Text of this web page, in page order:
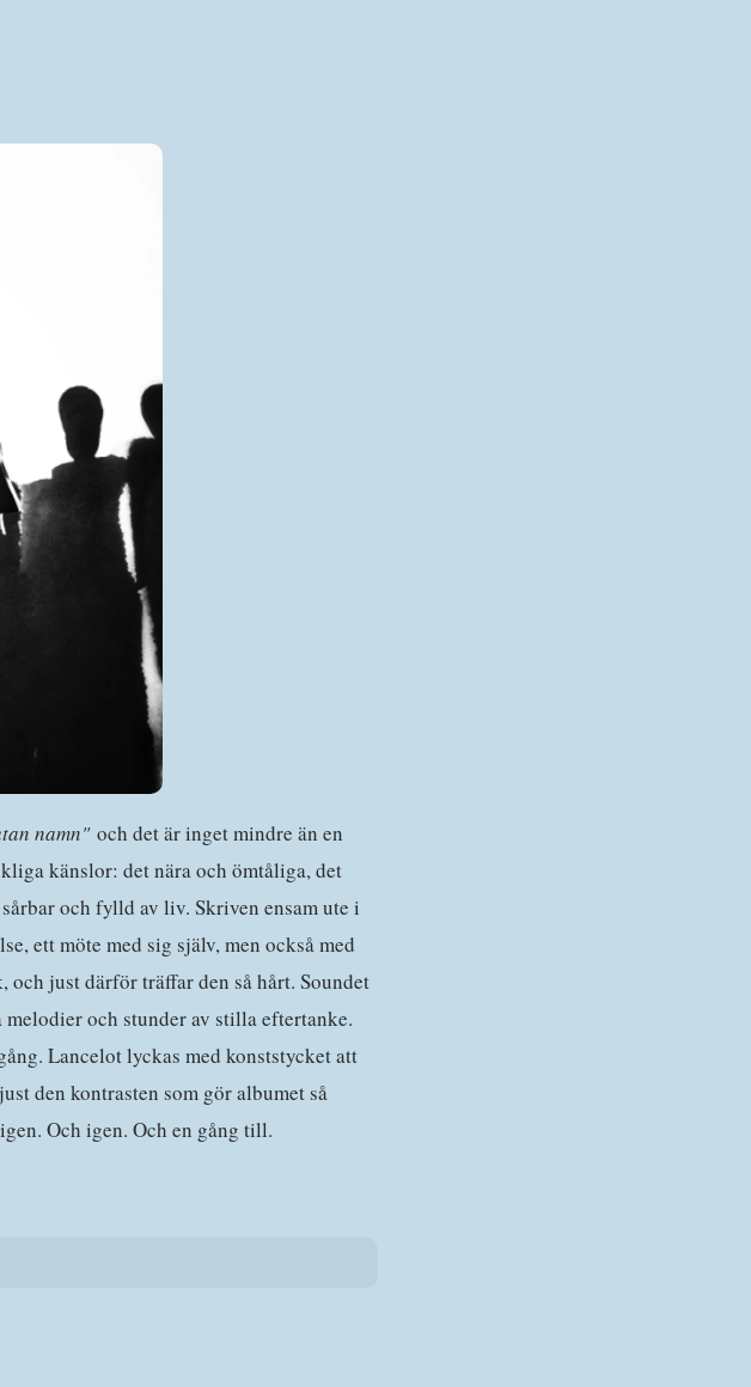
namn" och det är inget mindre än en
känslor: det nära och ömtåliga, det
och fylld av liv. Skriven ensam ute i
ett möte med sig själv, men också med
och just därför träffar den så hårt. Soundet
och stunder av stilla eftertanke.
Lancelot lyckas med konststycket att
den kontrasten som gör albumet så
Och igen. Och en gång till.